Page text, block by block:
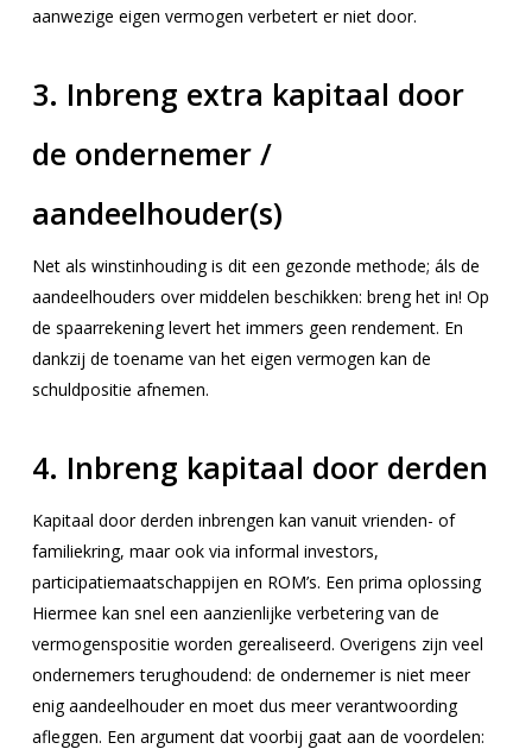
aanwezige eigen vermogen verbetert er niet door.
3. Inbreng extra kapitaal door
de ondernemer /
aandeelhouder(s)
Net als winstinhouding is dit een gezonde methode; áls de
aandeelhouders over middelen beschikken: breng het in! Op
de spaarrekening levert het immers geen rendement. En
dankzij de toename van het eigen vermogen kan de
schuldpositie afnemen.
4. Inbreng kapitaal door derden
Kapitaal door derden inbrengen kan vanuit vrienden- of
familiekring, maar ook via informal investors,
participatiemaatschappijen en ROM’s. Een prima oplossing
Hiermee kan snel een aanzienlijke verbetering van de
vermogenspositie worden gerealiseerd. Overigens zijn veel
ondernemers terughoudend: de ondernemer is niet meer
enig aandeelhouder en moet dus meer verantwoording
afleggen. Een argument dat voorbij gaat aan de voordelen: